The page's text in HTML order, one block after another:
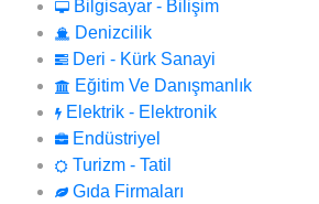
Bilgisayar - Bilişim
Denizcilik
Deri - Kürk Sanayi
Eğitim Ve Danışmanlık
Elektrik - Elektronik
Endüstriyel
Turizm - Tatil
Gıda Firmaları